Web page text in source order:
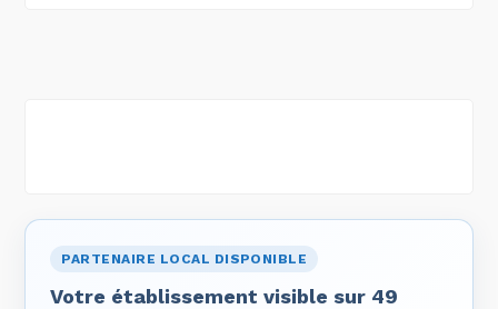
PARTENAIRE LOCAL DISPONIBLE
Votre établissement visible sur 49